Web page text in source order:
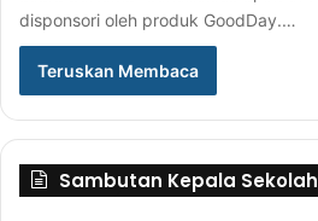
disponsori oleh produk GoodDay.…
Teruskan Membaca
Sambutan Kepala Sekolah